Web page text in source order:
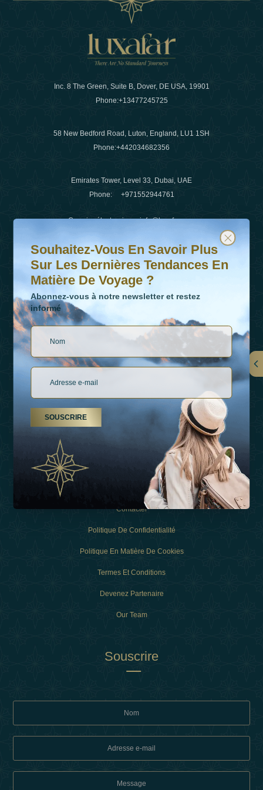
Inc. 8 The Green, Suite B, Dover, DE USA, 19901
Phone:+13477245725
58 New Bedford Road, Luton, England, LU1 1SH
Phone:+442034682356
Emirates Tower, Level 33, Dubai, UAE
Phone: +971552944761
Courrier électronique:info@luxafar.com
WhatsApp N°
+442034682356
+971552944761
LIENS
À Propos De Nous
Types De Vacances
Contacter
Politique De Confidentialité
Politique En Matière De Cookies
Termes Et Conditions
Devenez Partenaire
Our Team
Souscrire
Souhaitez-vous en savoir plus sur les dernières
Abonnez-vous à notre newsletter et restez informé
Souhaitez-Vous En Savoir Plus
Sur Les Dernières Tendances En
Matière De Voyage ?
Abonnez-vous à notre newsletter et restez
informé
SOUSCRIRE